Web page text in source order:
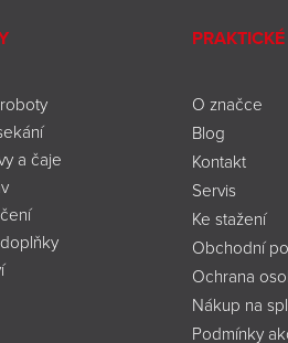
a čaje
O značce
Blog
Kontakt
Servis
Ke stažení
Obchodní
Ochrana
Nákup na
Podmínky